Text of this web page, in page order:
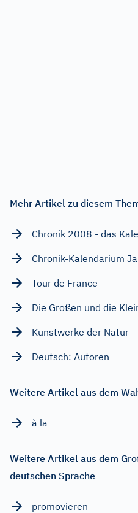
Mehr Artikel zu diesem
Chronik 2008 - das
Chronik-Kalendarium
Tour de France
Die Großen und die
Kunstwerke der Natur
Deutsch: Autoren
Weitere Artikel aus dem
à la
Weitere Artikel aus dem
deutschen Sprache
promovieren